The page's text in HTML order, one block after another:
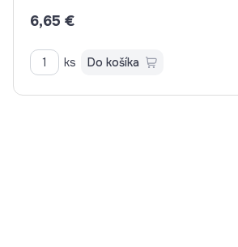
6,65 €
ks Do košíka